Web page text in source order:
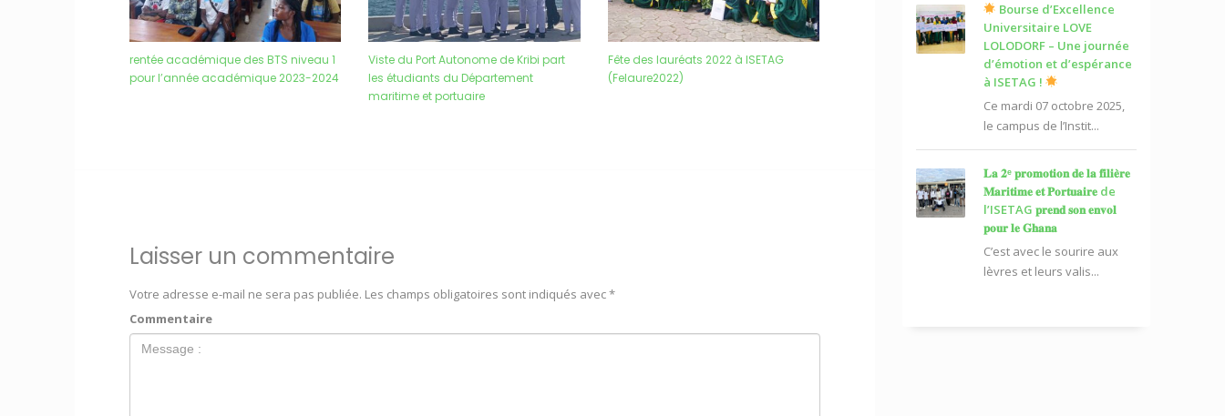
rentée académique des BTS niveau 1
pour l’année académique 2023-2024
Viste du Port Autonome de Kribi part
les étudiants du Département
maritime et portuaire
Fête des lauréats 2022 à ISETAG
(Felaure2022)
Laisser un commentaire
Votre adresse e-mail ne sera pas publiée. Les champs obligatoires sont indiqués avec*
Commentaire
Bourse d’Excellence
Universitaire LOVE
LOLODORF – Une journée
d’émotion et d’espérance
à ISETAG !
Ce mardi 07 octobre 2025,
le campus de l’Instit...
𝐋𝐚 𝟐ᵉ 𝐩𝐫𝐨𝐦𝐨𝐭𝐢𝐨𝐧 𝐝𝐞 𝐥𝐚 𝐟𝐢𝐥𝐢𝐞̀𝐫𝐞
𝐌𝐚𝐫𝐢𝐭𝐢𝐦𝐞 𝐞𝐭 𝐏𝐨𝐫𝐭𝐮𝐚𝐢𝐫𝐞 de
l’ISETAG 𝐩𝐫𝐞𝐧𝐝 𝐬𝐨𝐧 𝐞𝐧𝐯𝐨𝐥
𝐩𝐨𝐮𝐫 𝐥𝐞 𝐆𝐡𝐚𝐧𝐚
C’est avec le sourire aux
lèvres et leurs valis...